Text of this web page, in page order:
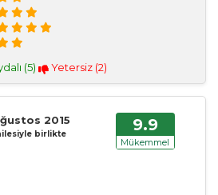
(5) Yetersiz (2)
2015
birlikte 9.9
Mükemmel